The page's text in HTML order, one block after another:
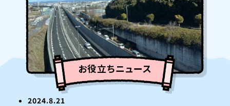
お役立ちニュース
2024.8.21